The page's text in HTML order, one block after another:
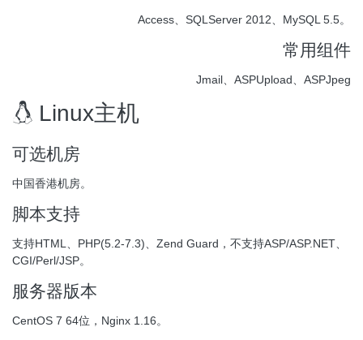
Access、SQLServer 2012、MySQL 5.5。
常用组件
Jmail、ASPUpload、ASPJpeg
Linux主机
可选机房
中国香港机房。
脚本支持
支持HTML、PHP(5.2-7.3)、Zend Guard，不支持ASP/ASP.NET、
CGI/Perl/JSP。
服务器版本
CentOS 7 64位，Nginx 1.16。